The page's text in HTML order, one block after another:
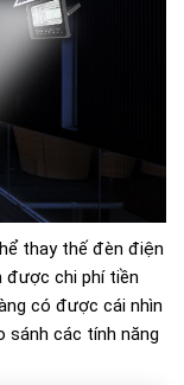
thay thế đèn điện
được chi phí tiền
có được cái nhìn
sánh các tính năng